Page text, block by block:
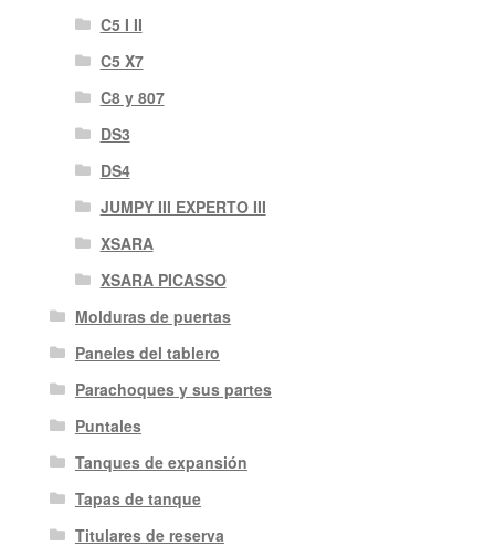
C5 I II
C5 X7
C8 y 807
DS3
DS4
JUMPY III EXPERTO III
XSARA
XSARA PICASSO
Molduras de puertas
Paneles del tablero
Parachoques y sus partes
Puntales
Tanques de expansión
Tapas de tanque
Titulares de reserva